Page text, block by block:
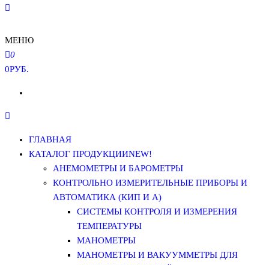
МЕНЮ
0
0РУБ.
ГЛАВНАЯ
КАТАЛОГ ПРОДУКЦИИNEW!
АНЕМОМЕТРЫ И БАРОМЕТРЫ
КОНТРОЛЬНО ИЗМЕРИТЕЛЬНЫЕ ПРИБОРЫ И
АВТОМАТИКА (КИП И А)
СИСТЕМЫ КОНТРОЛЯ И ИЗМЕРЕНИЯ
ТЕМПЕРАТУРЫ
МАНОМЕТРЫ
МАНОМЕТРЫ И ВАКУУММЕТРЫ ДЛЯ